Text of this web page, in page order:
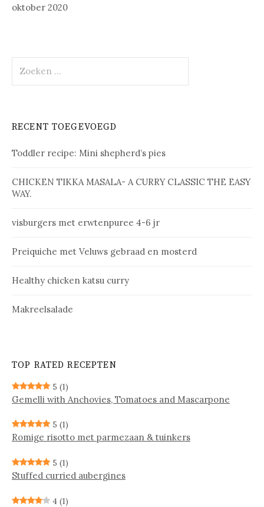
oktober 2020
naar:
RECENT TOEGEVOEGD
Toddler recipe: Mini shepherd’s pies
CHICKEN TIKKA MASALA- A CURRY CLASSIC THE EASY
WAY.
vis­bur­gers met erw­ten­pu­ree 4-6 jr
Prei­qui­che met Ve­luws ge­braad en mos­terd
Healthy chicken katsu curry
Makreelsalade
TOP RATED RECEPTEN
5 (1)
Gemelli with Anchovies, Tomatoes and Mascarpone
5 (1)
Ro­mi­ge ri­sot­to met par­me­zaan & tuin­kers
5 (1)
Stuffed curried aubergines
4 (1)